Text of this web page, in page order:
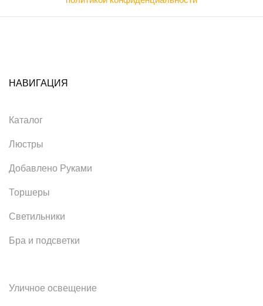
НАВИГАЦИЯ
Каталог
Люстры
Добавлено Руками
Торшеры
Светильники
Бра и подсветки
Уличное освещение